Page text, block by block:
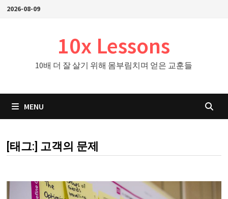
Skip2026-08-09
10x Lessons
10배 더 잘 살기 위해 몸부림치며 얻은 교훈들
MENU
[태그:] 고객의 문제